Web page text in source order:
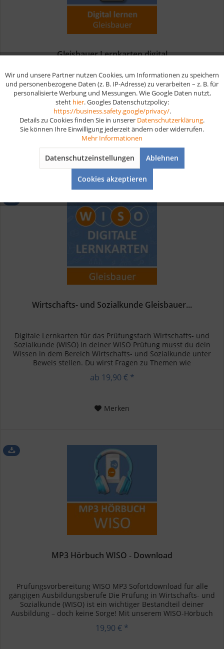
Gleisbauer Lernkarten digital
Digitale Lernkarten für die Gleisbauer Prüfungsvorbereitung
sichern In deiner Ausbildung als Gleisbauer lernst du, wie
man Schienenwege plant, baut und instand hält. Du verlegst
Gleise, befestigst sie und stellst die Weichen ein. Zudem...
ab 19,90 € *
Merken
Wirtschafts- und Sozialkunde Gleisbauer...
Digitale Lernkarten für das Prüfungsfach Wirtschafts- und
Sozialkunde (WISO) In deiner WISO Prüfung musst du dein
Wissen in dem Bereich Wirtschafts- und Sozialkunde unter
Beweis stellen. Du wirst Fragen zu Themen wie
ab 19,90 € *
Merken
MP3 Hörbuch WISO - Download
Prüfungsvorbereitung WISO MP3 Sofortdownload für alle
gängigen Ausbildungsberufe Die Prüfung in Wirtschafts- und
Sozialkunde (WISO) ist ein wichtiger Bestandteil deiner
Ausbildung – doch keine Sorge! Mit unserem WISO-Hörbuch
19,90 € *
Funktionale Aktiv
Aktiv
Wir und unsere Partner nutzen Cookies, um Informationen zu speichern
und personenbezogene Daten (z. B. IP-Adresse) zu verarbeiten – z. B. für
personalisierte Werbung und Messungen. Wie Google Daten nutzt,
steht hier. Googles Datenschutzpolicy:
https://business.safety.google/privacy/.
Details zu Cookies finden Sie in unserer Datenschutzerklärung.
Sie können Ihre Einwilligung jederzeit ändern oder widerrufen.
Mehr Informationen
Datenschutzeinstellungen Ablehnen
Cookies akzeptieren